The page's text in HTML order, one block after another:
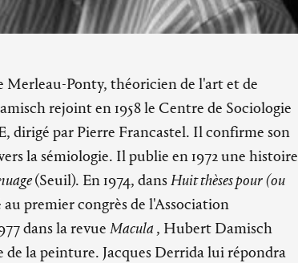
Ponty, théoricien de l'art et de
rejoint en 1958 le Centre de Sociologie
dirigé par Pierre Francastel. Il confirme son
la sémiologie. Il publie en 1972 une histoire
(Seuil). En 1974, dansHuit thèses pour (ou
premier congrès de l'Association
dans la revue Macula, Hubert Damisch
la peinture. Jacques Derrida lui répondra